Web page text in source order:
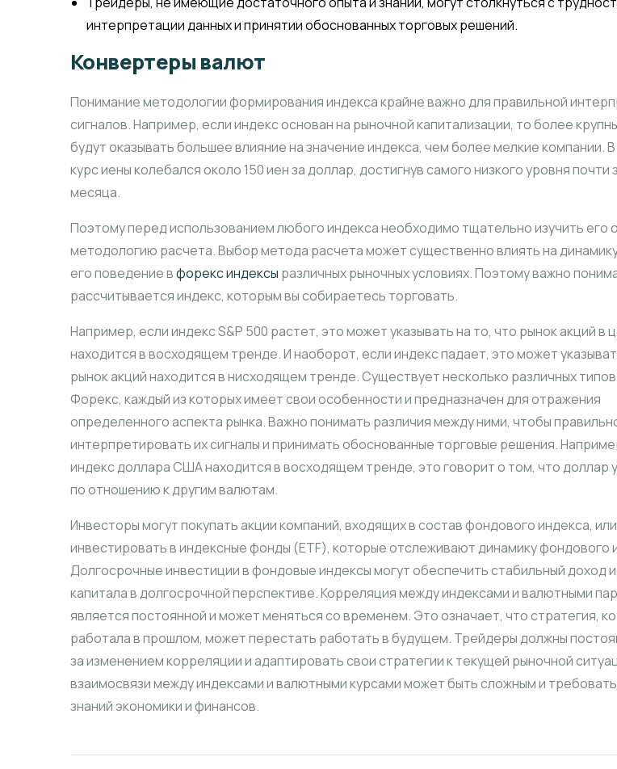
интерпретации данных и принятии обоснованных торговых решений.
Конвертеры валют
Понимание методологии формирования индекса крайне важно для правильной
сигналов. Например, если индекс основан на рыночной капитализации, то более
будут оказывать большее влияние на значение индекса, чем более мелкие компании.
курс иены колебался около 150 иен за доллар, достигнув самого низкого уровня почти
месяца.
Поэтому перед использованием любого индекса необходимо тщательно изучить его
методологию расчета. Выбор метода расчета может существенно влиять на
его поведение вфорекс индексы различных рыночных условиях. Поэтому важно
рассчитывается индекс, которым вы собираетесь торговать.
Например, если индекс S&P 500 растет, это может указывать на то, что рынок акций в
находится в восходящем тренде. И наоборот, если индекс падает, это может
рынок акций находится в нисходящем тренде. Существует несколько различных
Форекс, каждый из которых имеет свои особенности и предназначен для отражения
определенного аспекта рынка. Важно понимать различия между ними, чтобы
интерпретировать их сигналы и принимать обоснованные торговые решения.
индекс доллара США находится в восходящем тренде, это говорит о том, что доллар
по отношению к другим валютам.
Инвесторы могут покупать акции компаний, входящих в состав фондового индекса, или
инвестировать в индексные фонды (ETF), которые отслеживают динамику фондового
Долгосрочные инвестиции в фондовые индексы могут обеспечить стабильный доход
капитала в долгосрочной перспективе. Корреляция между индексами и валютными
является постоянной и может меняться со временем. Это означает, что стратегия,
работала в прошлом, может перестать работать в будущем. Трейдеры должны
за изменением корреляции и адаптировать свои стратегии к текущей рыночной
взаимосвязи между индексами и валютными курсами может быть сложным и требовать
знаний экономики и финансов.